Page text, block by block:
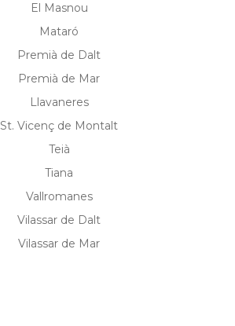
El Masnou
Mataró
Premià de Dalt
Premià de Mar
Llavaneres
St. Vicenç de Montalt
Teià
Tiana
Vallromanes
Vilassar de Dalt
Vilassar de Mar